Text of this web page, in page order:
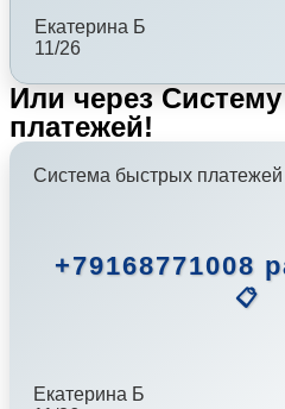
Екатерина Б
11/26
Или через
платежей!
Система быстрых платежей
+79168771008
📋
Екатерина Б